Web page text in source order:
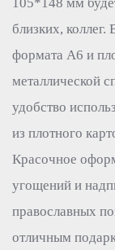
близких,
формата А6 и
металлической
удобство
из плотного
Красочное
угощений и
православных
отличным